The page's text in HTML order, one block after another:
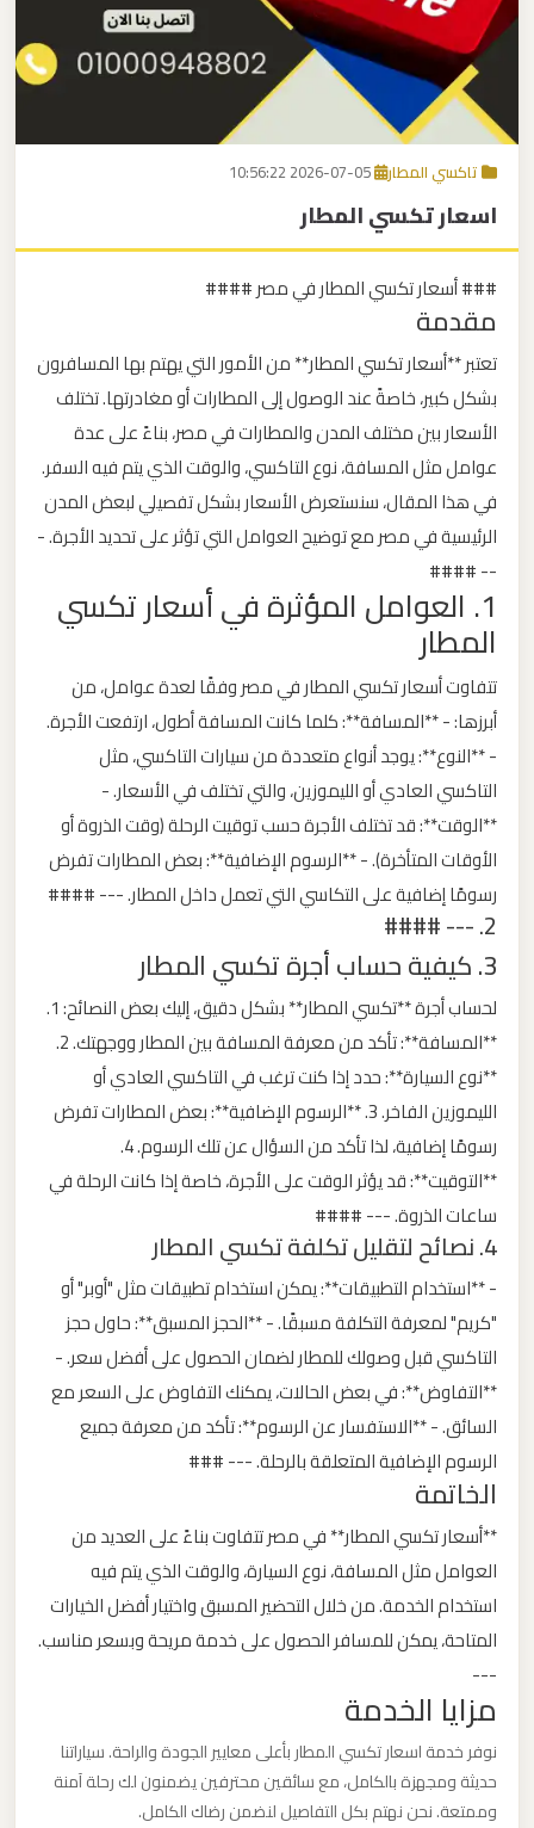
اتصل بنا
EN
تاكسي المطار
اسعار تكسي المطار
### أسعار تكسي المطار في مصر ####
مقدمة
تعتبر **أسعار تكسي المطار** من الأمور التي يهتم بها المسافرون
بشكل كبير، خاصةً عند الوصول إلى المطارات أو مغادرتها. تختلف
الأسعار بين مختلف المدن والمطارات في مصر، بناءً على عدة
عوامل مثل المسافة، نوع التاكسي، والوقت الذي يتم فيه السفر.
في هذا المقال، سنستعرض الأسعار بشكل تفصيلي لبعض المدن
الرئيسية في مصر مع توضيح العوامل التي تؤثر على تحديد الأجرة. -
-- ####
1. العوامل المؤثرة في أسعار تكسي
المطار
تتفاوت أسعار تكسي المطار في مصر وفقًا لعدة عوامل، من
أبرزها: - **المسافة**: كلما كانت المسافة أطول، ارتفعت الأجرة.
- **النوع**: يوجد أنواع متعددة من سيارات التاكسي، مثل
التاكسي العادي أو الليموزين، والتي تختلف في الأسعار. -
**الوقت**: قد تختلف الأجرة حسب توقيت الرحلة (وقت الذروة أو
الأوقات المتأخرة). - **الرسوم الإضافية**: بعض المطارات تفرض
رسومًا إضافية على التكاسي التي تعمل داخل المطار. --- ####
2. --- ####
3. كيفية حساب أجرة تكسي المطار
لحساب أجرة **تكسي المطار** بشكل دقيق، إليك بعض النصائح: 1.
**المسافة**: تأكد من معرفة المسافة بين المطار ووجهتك. 2.
**نوع السيارة**: حدد إذا كنت ترغب في التاكسي العادي أو
الليموزين الفاخر. 3. **الرسوم الإضافية**: بعض المطارات تفرض
رسومًا إضافية، لذا تأكد من السؤال عن تلك الرسوم. 4.
**التوقيت**: قد يؤثر الوقت على الأجرة، خاصة إذا كانت الرحلة في
ساعات الذروة. --- ####
4. نصائح لتقليل تكلفة تكسي المطار
- **استخدام التطبيقات**: يمكن استخدام تطبيقات مثل "أوبر" أو
"كريم" لمعرفة التكلفة مسبقًا. - **الحجز المسبق**: حاول حجز
التاكسي قبل وصولك للمطار لضمان الحصول على أفضل سعر. -
**التفاوض**: في بعض الحالات، يمكنك التفاوض على السعر مع
السائق. - **الاستفسار عن الرسوم**: تأكد من معرفة جميع
الرسوم الإضافية المتعلقة بالرحلة. --- ###
الخاتمة
**أسعار تكسي المطار** في مصر تتفاوت بناءً على العديد من
العوامل مثل المسافة، نوع السيارة، والوقت الذي يتم فيه
استخدام الخدمة. من خلال التحضير المسبق واختيار أفضل الخيارات
المتاحة، يمكن للمسافر الحصول على خدمة مريحة وبسعر مناسب.
---
مزايا الخدمة
نوفر خدمة اسعار تكسي المطار بأعلى معايير الجودة والراحة. سياراتنا
حديثة ومجهزة بالكامل، مع سائقين محترفين يضمنون لك رحلة آمنة
وممتعة. نحن نهتم بكل التفاصيل لنضمن رضاك الكامل.
برج
العرب
القاهرة
مكاتب
ليموزين
الاسكندرية
القاهرة
ليموزين
ليموزين
نويبع
ليموزين
العرب
الساحل
الشمالي
ليموزين
القاهرة
ليموزين
مطار
العرب
ليموزين
مطار
القاهرة
ليموزين
القاهرة
للاسكندرية
القاهرة
مطار